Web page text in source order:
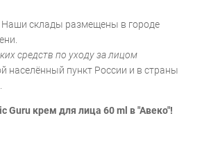
Наши склады размещены в городе
средств по уходу за лицом
населённый пункт России и в страны
Guru крем для лица 60 ml в "Авеко"!